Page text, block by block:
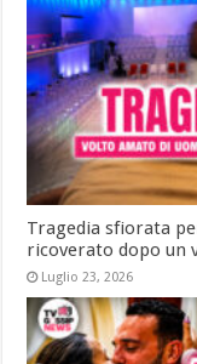
Tragedia sfiorata
ricoverato dopo un
Luglio 23, 2026